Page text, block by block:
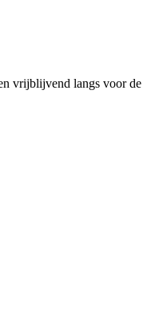
vrijblijvend langs voor de